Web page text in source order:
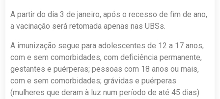
A partir do dia 3 de janeiro, após o recesso de fim de ano,
a vacinação será retomada apenas nas UBSs.
A imunização segue para adolescentes de 12 a 17 anos,
com e sem comorbidades, com deficiência permanente,
gestantes e puérperas; pessoas com 18 anos ou mais,
com e sem comorbidades; grávidas e puérperas
(mulheres que deram à luz num período de até 45 dias)